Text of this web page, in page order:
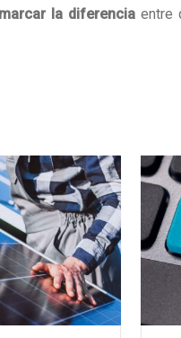
marcar la diferenciaentre